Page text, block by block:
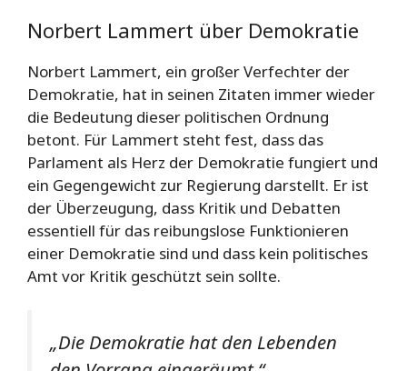
Norbert Lammert über Demokratie
Norbert Lammert, ein großer Verfechter der
Demokratie, hat in seinen Zitaten immer wieder
die Bedeutung dieser politischen Ordnung
betont. Für Lammert steht fest, dass das
Parlament als Herz der Demokratie fungiert und
ein Gegengewicht zur Regierung darstellt. Er ist
der Überzeugung, dass Kritik und Debatten
essentiell für das reibungslose Funktionieren
einer Demokratie sind und dass kein politisches
Amt vor Kritik geschützt sein sollte.
„Die Demokratie hat den Lebenden